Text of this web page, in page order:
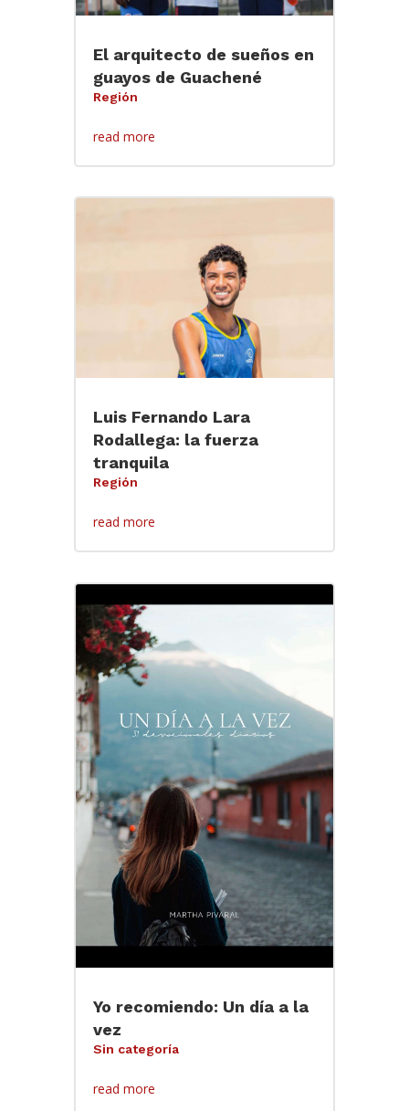
El arquitecto de sueños en
guayos de Guachené
Región
read more
Luis Fernando Lara
Rodallega: la fuerza
tranquila
Región
read more
Yo recomiendo: Un día a la
vez
Sin categoría
read more